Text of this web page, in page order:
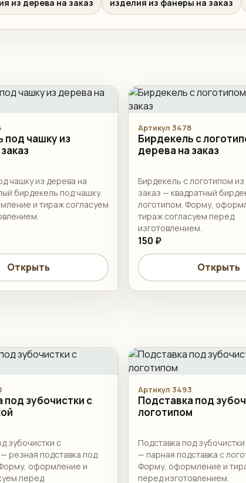
из дерева на заказ изделия из фанеры на заказ
под чашку из
чашку из дерева на
бирдекель под чашку.
и тираж согласуем
Открыть
Артикул 3478
Бирдекель с
дерева на заказ
Бирдекель с логотипом
заказ — квадратный
логотипом. Форму,
тираж согласуем перед
изготовлением.
150 ₽
Открыть
под зубочистки с
зубочистки с
резная подставка под
оформление и
перед
Артикул 3493
Подставка под
логотипом
Подставка под
— парная подставка с
Форму, оформление и
перед изготовлением.